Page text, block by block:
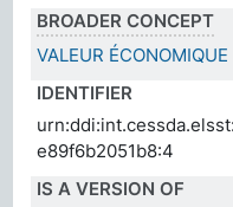
BROADER CONCEPT
VALEUR ÉCONOMIQUE
IDENTIFIER
e89f6b2051b8:4
IS A VERSION OF